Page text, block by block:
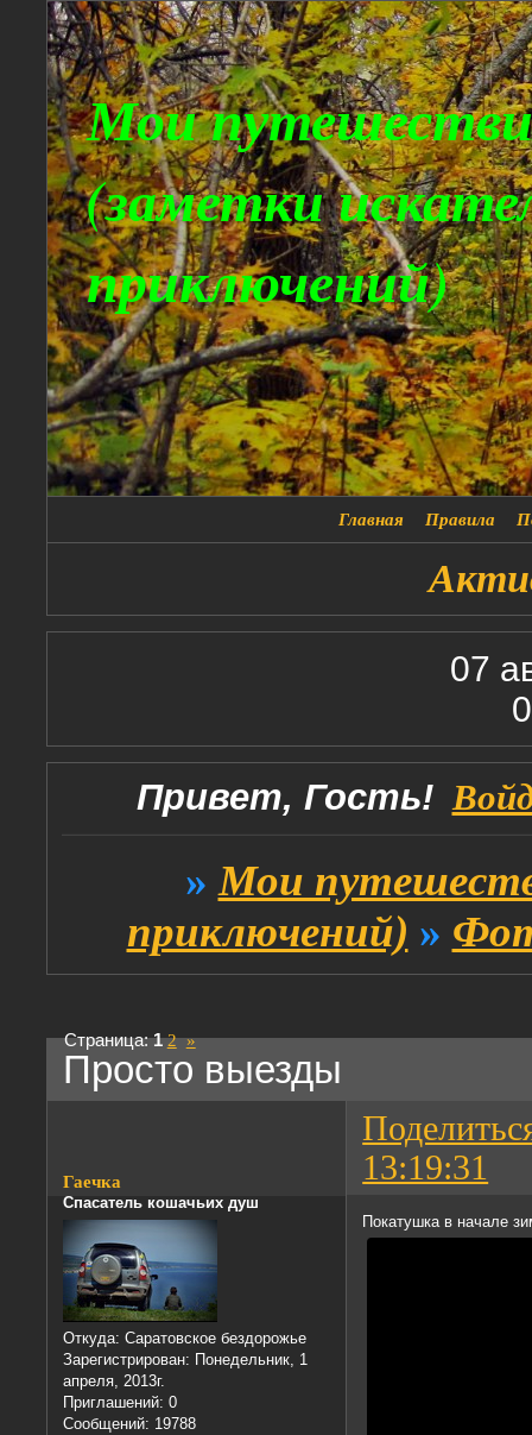
Мои
(заметки
приключений)
Главная Правила
07
Привет, Гость!
» Мои
приключений) »
Просто выезды
Страница:1 2 »
13:19:31
Гаечка
Спасатель кошачьих душ
Откуда: Саратовское бездорожье
Зарегистрирован: Понедельник, 1
апреля, 2013г.
Приглашений: 0
Сообщений: 19788
Покатушка в начале